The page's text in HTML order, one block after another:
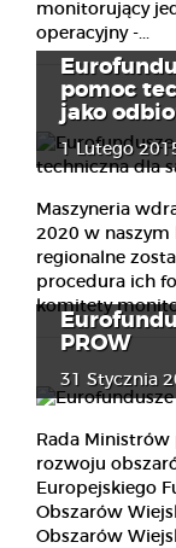
monitorujący
operacyjny -...
pomoc
jako
1 Lutego
Maszyneria
2020 w naszym
regionalne
procedura ich
komitety
PROW
31 Stycznia
Rada
rozwoju
Europejskiego
Obszarów
Obszarów